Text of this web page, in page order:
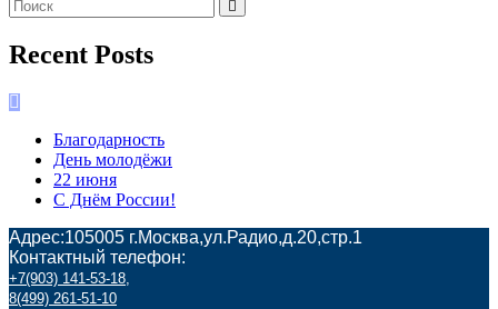
Recent Posts
Благодарность
День молодёжи
22 июня
С Днём России!
Адрес:105005 г.Москва,ул.Радио,д.20,стр.1
Контактный телефон:
+7(903) 141-53-18,
8(499) 261-51-10